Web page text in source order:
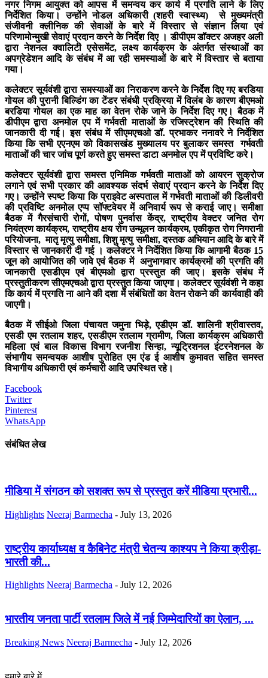
नगर निगम आयुक्त को आपस में समन्वय कर कार्य में प्रगति लाने के लिए
निर्देशित किया। उन्होंने नोडल अधिकारी (शहरी स्वास्थ्य) से मुख्यमंत्री
संजीवनी क्लीनिक की सेवाओं के बारे में विस्तार से संज्ञान लिया एवं
परिणामोन्मुखी सेवाएं प्रदान करने के निर्देश दिए । डीपीएम डॉक्टर अजहर अली
द्वारा नेशनल क्वालिटी एसेसमेंट, लक्ष्य कार्यक्रम के अंतर्गत संस्थाओं का
अपग्रेडेशन आदि के संबंध में आ रही समस्याओं के बारे में विस्तार से बताया
गया।
कलेक्टर सूर्यवंशी द्वारा समस्याओं का निराकरण करने के निर्देश दिए गए बरडिया
गोयल की पुरानी बिल्डिंग का टेंडर संबंधी प्रक्रिया में विलंब के कारण बीएमओ
बरडिया गोयल का एक माह का वेतन रोके जाने के निर्देश दिए गए। बैठक में
डीपीएम द्वारा अनमोल एप में गर्भवती माताओं के रजिस्ट्रेशन की स्थिति की
जानकारी दी गई। इस संबंध में सीएमएचओ डॉ. प्रभाकर ननावरे ने निर्देशित
किया कि सभी एएनएम को विकासखंड मुख्यालय पर बुलाकर समस्त गर्भवती
माताओं की चार जांच पूर्ण करते हुए समस्त डाटा अनमोल एप में प्रविष्टि करे।
कलेक्टर सूर्यवंशी द्वारा समस्त एनिमिक गर्भवती माताओं को आयरन सुक्रोज
लगाने एवं सभी प्रकार की आवश्यक संदर्भ सेवाएं प्रदान करने के निर्देश दिए
गए। उन्होंने स्पष्ट किया कि प्राइवेट अस्पताल में गर्भवती माताओं की डिलीवरी
की प्रविष्टि अनमोल एप्प सॉफ्टवेयर में अनिवार्य रूप से कराई जाए। समीक्षा
बैठक में गैरसंचारी रोगों, पोषण पुनर्वास केंद्र, राष्ट्रीय वेक्टर जनित रोग
नियंत्रण कार्यक्रम, राष्ट्रीय क्षय रोग उन्मूलन कार्यक्रम, एकीकृत रोग निगरानी
परियोजना, मातृ मृत्यु समीक्षा, शिशु मृत्यु समीक्षा, दस्तक अभियान आदि के बारे में
विस्तार से जानकारी दी गई । कलेक्टर ने निर्देशित किया कि आगामी बैठक 15
जून को आयोजित की जावे एवं बैठक में अनुभागवार कार्यक्रमों की प्रगति की
जानकारी एसडीएम एवं बीएमओ द्वारा प्रस्तुत की जाए। इसके संबंध में
प्रस्तुतीकरण सीएमएचओ द्वारा प्रस्तुत किया जाएगा। कलेक्टर सूर्यवंशी ने कहा
कि कार्य में प्रगति ना आने की दशा में संबंधितों का वेतन रोकने की कार्यवाही की
जाएगी।
बैठक में सीईओ जिला पंचायत जमुना भिड़े, एडीएम डॉ. शालिनी श्रीवास्तव,
एसडी एम रतलाम शहर, एसडीएम रतलाम ग्रामीण, जिला कार्यक्रम अधिकारी
महिला एवं बाल विकास विभाग रजनीश सिन्हा, न्यूट्रिशनल इंटरनेशनल के
संभागीय समन्वयक आशीष पुरोहित एम एंड ई आशीष कुमावत सहित समस्त
विभागीय अधिकारी एवं कर्मचारी आदि उपस्थित रहे।
Facebook
Twitter
Pinterest
WhatsApp
संबंधित लेख
मीडिया में संगठन को सशक्त रूप से प्रस्तुत करें मीडिया प्रभारी...
Highlights Neeraj Barmecha - July 13, 2026
राष्ट्रीय कार्याध्यक्ष व कैबिनेट मंत्री चेतन्य काश्यप ने किया क्रीड़ा-
भारती की...
Highlights Neeraj Barmecha - July 12, 2026
भारतीय जनता पार्टी रतलाम जिले में नई जिम्मेदारियों का ऐलान, ...
Breaking News Neeraj Barmecha - July 12, 2026